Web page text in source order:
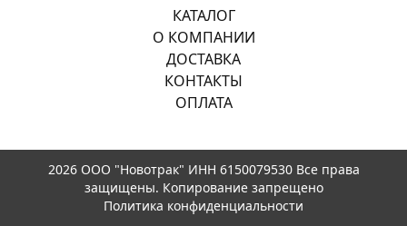
КАТАЛОГ
О КОМПАНИИ
ДОСТАВКА
КОНТАКТЫ
ОПЛАТА
2026 ООО "Новотрак" ИНН 6150079530 Все права
защищены. Копирование запрещено
Политика конфиденциальности